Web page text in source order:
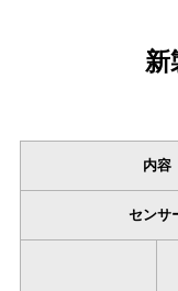
新
内容
センサ